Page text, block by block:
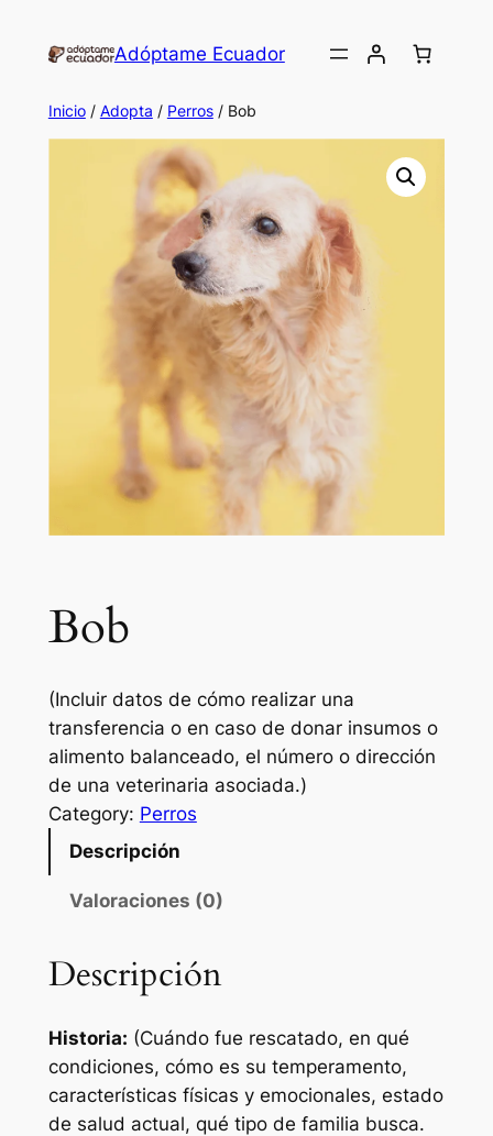
Adóptame Ecuador
Inicio/ Adopta / Perros/ Bob
Bob
(Incluir datos de cómo realizar una
transferencia o en caso de donar insumos o
alimento balanceado, el número o dirección
de una veterinaria asociada.)
Category: Perros
Descripción
Valoraciones (0)
Descripción
Historia: (Cuándo fue rescatado, en qué
condiciones, cómo es su temperamento,
características físicas y emocionales, estado
de salud actual, qué tipo de familia busca.